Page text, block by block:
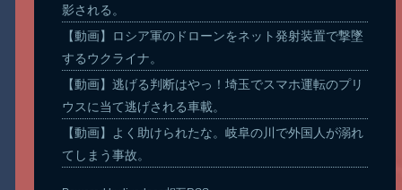
影される。
【動画】ロシア軍のドローンをネット発射装置で撃墜
するウクライナ。
【動画】逃げる判断はやっ！埼玉でスマホ運転のプリ
ウスに当て逃げされる車載。
【動画】よく助けられたな。岐阜の川で外国人が溺れ
てしまう事故。